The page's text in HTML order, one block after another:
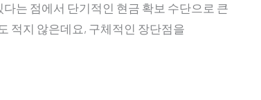
는 점에서 단기적인 현금 확보 수단으로 큰
적지 않은데요, 구체적인 장단점을